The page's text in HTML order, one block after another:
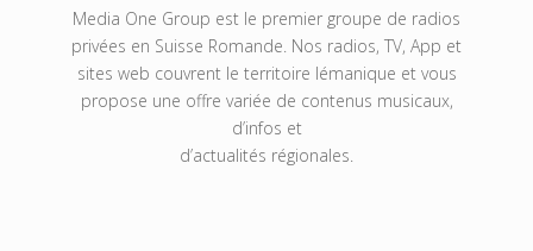
Media One Group est le premier groupe de radios
privées en Suisse Romande. Nos radios, TV, App et
sites web couvrent le territoire lémanique et vous
propose une offre variée de contenus musicaux,
d’infos et
d’actualités régionales.